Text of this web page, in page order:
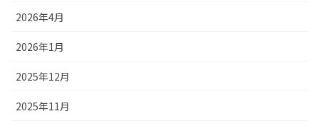
2026年4月
2026年1月
2025年12月
2025年11月